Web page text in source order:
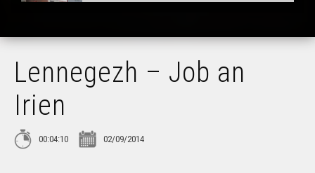
Rannvroioù nevez ?
Malizenn ar Redadeg
Lennegezh – Job an
Irien
00:04:10 02/09/2014